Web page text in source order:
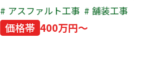
アスファルト工事 舗装工事
価格帯 400万円～